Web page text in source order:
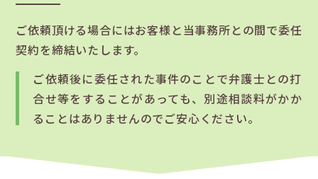
ご依頼頂ける場合にはお客様と当事務所との間で委任
契約を締結いたします。
ご依頼後に委任された事件のことで弁護士との打
合せ等をすることがあっても、別途相談料がかか
ることはありませんのでご安心ください。